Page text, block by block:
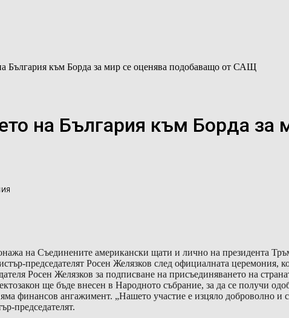
България към Борда за мир се оценява подобаващо от САЩ
на България към Борда за
на Съединените американски щати и лично на президента
председателят Росен Желязков след официалната
Росен Желязков за подписване на присъединяването на
ще бъде внесен в Народното събрание, за да се получи
финансов ангажимент. „Нашето участие е изцяло доброволно
председателят.